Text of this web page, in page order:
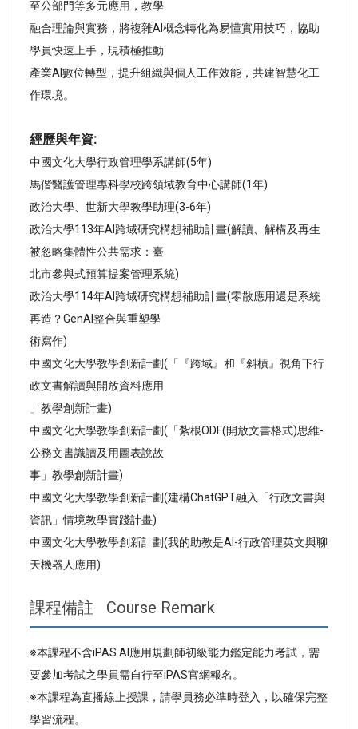
至公部門等多元應用，教學
融合理論與實務，將複雜AI概念轉化為易懂實用技巧，協助
學員快速上手，現積極推動
產業AI數位轉型，提升組織與個人工作效能，共建智慧化工
作環境。
經歷與年資:
中國文化大學行政管理學系講師(5年)
馬偕醫護管理專科學校跨領域教育中心講師(1年)
政治大學、世新大學教學助理(3-6年)
政治大學113年AI跨域研究構想補助計畫(解讀、解構及再生
被忽略集體性公共需求：臺
北市參與式預算提案管理系統)
政治大學114年AI跨域研究構想補助計畫(零散應用還是系統
再造？GenAI整合與重塑學
術寫作)
中國文化大學教學創新計劃(「『跨域』和『斜槓』視角下行
政文書解讀與開放資料應用
」教學創新計畫)
中國文化大學教學創新計劃(「紮根ODF(開放文書格式)思維-
公務文書識讀及用圖表說故
事」教學創新計畫)
中國文化大學教學創新計劃(建構ChatGPT融入「行政文書與
資訊」情境教學實踐計畫)
中國文化大學教學創新計劃(我的助教是AI-行政管理英文與聊
天機器人應用)
課程備註 Course Remark
※本課程不含iPAS AI應用規劃師初級能力鑑定能力考試，需
要參加考試之學員需自行至iPAS官網報名。
※本課程為直播線上授課，請學員務必準時登入，以確保完整
學習流程。